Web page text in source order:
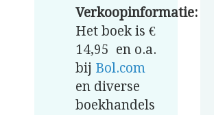
Verkoopinformatie:
Het boek is €
14,95 en o.a.
bij Bol.com
en diverse
boekhandels